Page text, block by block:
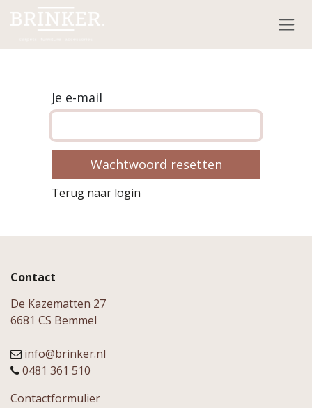
Overslaan naar inhoud
Je e-mail
Wachtwoord resetten
Terug naar login
Contact
De Kazematten 27
6681 CS Bemmel
info@brinker.nl
0481 361 510
Contactformulier